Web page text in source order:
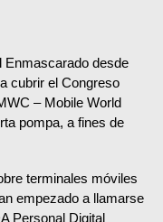
Enmascarado desde
cubrir el Congreso
– Mobile World
pompa, a fines de
terminales móviles
empezado a llamarse
Personal Digital